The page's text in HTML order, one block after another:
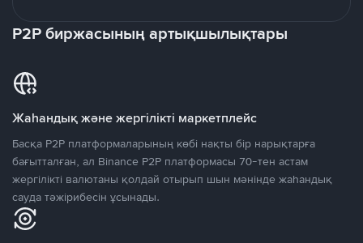
P2P биржасының артықшылықтары
Жаһандық және жергілікті маркетплейс
Басқа P2P платформаларының көбі нақты бір нарықтарға
бағытталған, ал Binance P2P платформасы 70-тен астам
жергілікті валютаны қолдай отырып шын мәнінде жаһандық
сауда тәжірибесін ұсынады.